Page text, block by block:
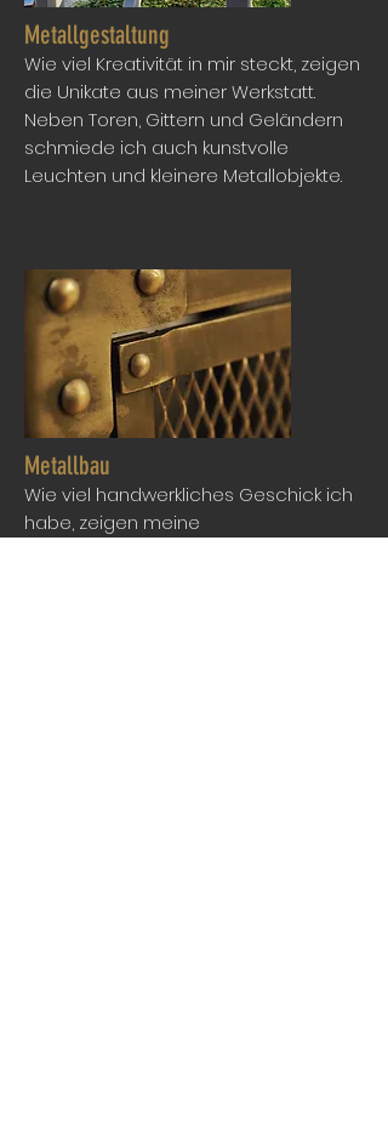
Metallgestaltung
Wie viel Kreativität in mir steckt, zeigen
die Unikate aus meiner Werkstatt.
Neben Toren, Gittern und Geländern
schmiede ich auch kunstvolle
Leuchten und kleinere Metallobjekte.
Metallbau
Wie viel handwerkliches Geschick ich
habe, zeigen meine